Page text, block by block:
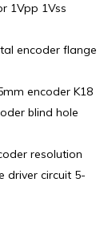
1Vpp 1Vss
encoder flange
encoder K18
blind hole
resolution
driver circuit 5-